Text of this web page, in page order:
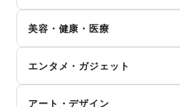
和服・着物
古着
その他ファッション
物産展・マルシェ
キッチンカー・移動販売
野菜・果物・生鮮食品
その他フード・飲食
花・盆栽・ドライフラワー
犬・猫・ペット
日用雑貨
食器・陶磁器
その他インテリア・生活雑貨
定期宅配
リサイクル雑貨・古本
冠婚葬祭
資格・習い事
リフォーム
銀行
住宅ローン
証券・FX
不動産投資
その他金融サービス
ランドセル
学習教材・通信教育
子供向け教室・レッスン
塾・家庭教師
おもちゃ・絵本
その他子育て・教育
美容・健康・医療
ダイエット・健康グッズ
美容・コスメ・香水
ヘアケア・シャンプー
エンタメ・ガジェット
アート・デザイン